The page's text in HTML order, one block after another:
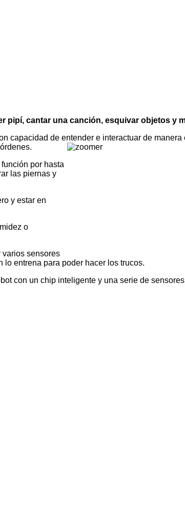
pipí, cantar una canción, esquivar objetos y
capacidad de entender e interactuar de
por hasta
las piernas y
y estar en
o
varios sensores
entrena para poder hacer los trucos.
con un chip inteligente y una serie de